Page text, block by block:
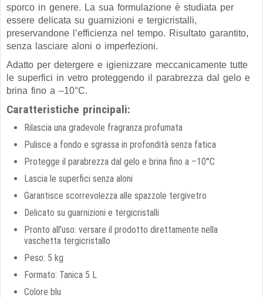
sporco in genere. La sua formulazione è studiata per
essere delicata su guarnizioni e tergicristalli,
preservandone l’efficienza nel tempo. Risultato garantito,
senza lasciare aloni o imperfezioni.
Adatto per detergere e igienizzare meccanicamente tutte
le superfici in vetro proteggendo il parabrezza dal gelo e
brina fino a –10°C.
Caratteristiche principali:
Rilascia una gradevole fragranza profumata
Pulisce a fondo e sgrassa in profondità senza fatica
Protegge il parabrezza dal gelo e brina fino a –10°C
Lascia le superfici senza aloni
Garantisce scorrevolezza alle spazzole tergivetro
Delicato su guarnizioni e tergicristalli
Pronto all'uso: versare il prodotto direttamente nella
vaschetta tergicristallo
Peso: 5 kg
Formato: Tanica 5 L
Colore blu